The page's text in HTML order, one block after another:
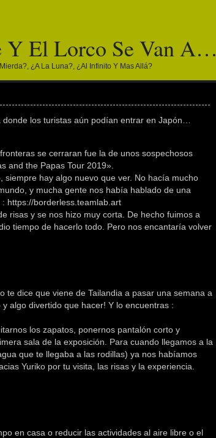
Y El Lorco Se Van A…
¿a La Luna?, ¿al Infinito Y Mas Allá?
los turistas aún podían entrar en Japón…
se cerraran fue la de unos sospechosos
and the Papas Tour 2019».
siempre hay algo nuevo que ver. No hacía mucho
y mucha gente nos había hablado de una
https://borderless.teamlab.art
risas y se nos hizo muy corta. De hecho fuimos a
tiempo de hacerlo todo. Pero nos encantaría volver
te dice que viene de Tailandia a pasar una semana a
algo divertido que hacer! Y lo encuentras :
los zapatos, ponernos pantalón corto y
sala de la exposición. Para cuando llegamos a la
que te llegaba a las rodillas) ya nos habíamos
Yuriko por tu visita, las risas y la experiencia.
en casa o reducir las actividades al aire libre o el